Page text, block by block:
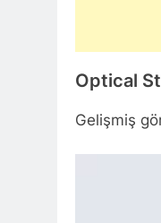
Optical
Gelişmiş